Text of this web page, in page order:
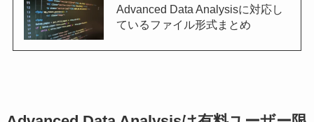
Advanced Data Analysisに対応し
ているファイル形式まとめ